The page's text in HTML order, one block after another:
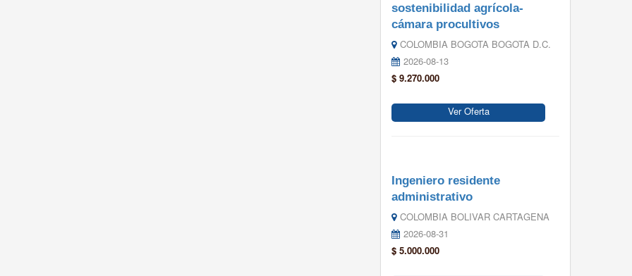
sostenibilidad agrícola-
cámara procultivos
COLOMBIA BOGOTA BOGOTA D.C.
2026-08-13
$ 9.270.000
Ver Oferta
Ingeniero residente
administrativo
COLOMBIA BOLIVAR CARTAGENA
2026-08-31
$ 5.000.000